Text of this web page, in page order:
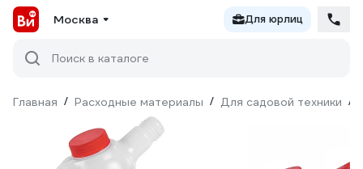
Москва Для юрлиц
Поиск в каталоге
Главная / Расходные материалы / Для садовой техники /